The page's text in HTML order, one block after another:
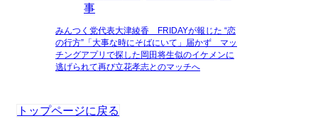
事
みんつく党代表大津綾香 FRIDAYが報じた “恋
の行方”「大事な時にそばにいて」届かず マッ
チングアプリで探した岡田将生似のイケメンに
逃げられて再び立花孝志とのマッチへ
トップページに戻る